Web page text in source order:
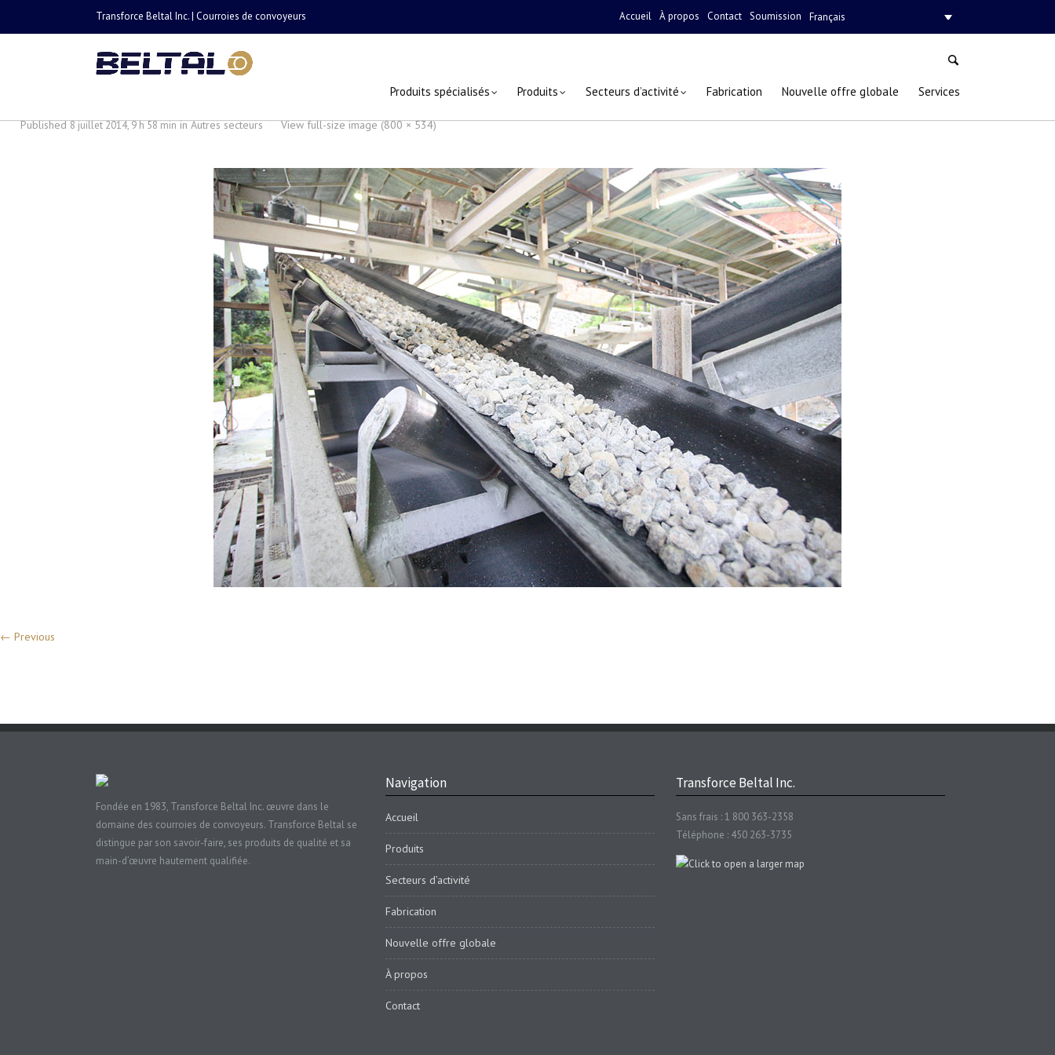
Transforce Beltal Inc. | Courroies de convoyeurs Accueil À propos Contact Soumission Français
Produits spécialisés Produits Secteurs d’activité Fabrication Nouvelle offre globale Services
Published8 juillet 2014, 9 h 58 mininAutres secteurs · View full-size image (800 × 534)
← Previous
Fondée en 1983, Transforce Beltal Inc. œuvre dans le
domaine des courroies de convoyeurs. Transforce Beltal se
distingue par son savoir-faire, ses produits de qualité et sa
main-d’œuvre hautement qualifiée.
Navigation
Accueil
Produits
Secteurs d’activité
Fabrication
Nouvelle offre globale
À propos
Contact
Transforce Beltal Inc.
Sans frais : 1 800 363-2358
Téléphone : 450 263-3735